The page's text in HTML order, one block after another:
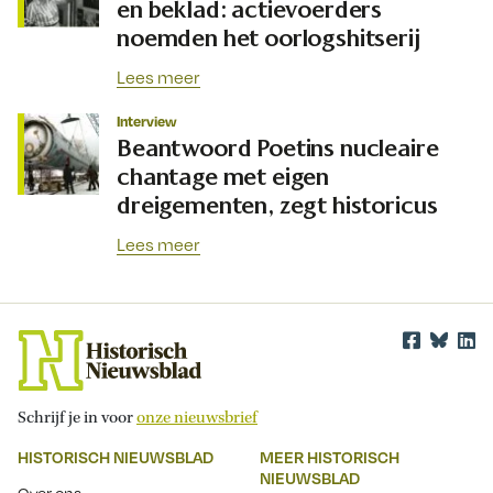
en beklad: actievoerders
noemden het oorlogshitserij
Lees meer
Interview
Beantwoord Poetins nucleaire
chantage met eigen
dreigementen, zegt historicus
Lees meer
Schrijf je in vooronze nieuwsbrief
HISTORISCH NIEUWSBLAD
MEER HISTORISCH
NIEUWSBLAD